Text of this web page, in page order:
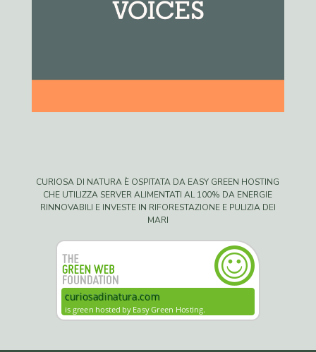
CURIOSA DI NATURA È OSPITATA DA EASY GREEN HOSTING
CHE UTILIZZA SERVER ALIMENTATI AL 100% DA ENERGIE
RINNOVABILI E INVESTE IN RIFORESTAZIONE E PULIZIA DEI
MARI